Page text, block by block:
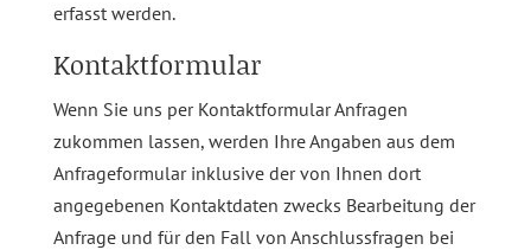
erfasst werden.
Kontaktformular
Wenn Sie uns per Kontaktformular Anfragen
zukommen lassen, werden Ihre Angaben aus dem
Anfrageformular inklusive der von Ihnen dort
angegebenen Kontaktdaten zwecks Bearbeitung der
Anfrage und für den Fall von Anschlussfragen bei